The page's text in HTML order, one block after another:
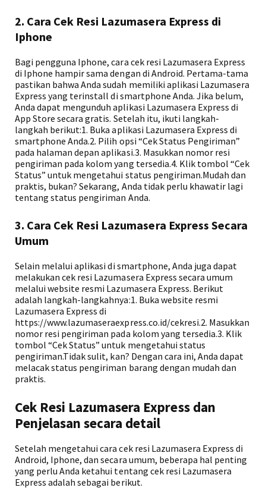
2. Cara Cek Resi Lazumasera Express di
Iphone
Bagi pengguna Iphone, cara cek resi Lazumasera Express
di Iphone hampir sama dengan di Android. Pertama-tama
pastikan bahwa Anda sudah memiliki aplikasi Lazumasera
Express yang terinstall di smartphone Anda. Jika belum,
Anda dapat mengunduh aplikasi Lazumasera Express di
App Store secara gratis. Setelah itu, ikuti langkah-
langkah berikut:1. Buka aplikasi Lazumasera Express di
smartphone Anda.2. Pilih opsi “Cek Status Pengiriman”
pada halaman depan aplikasi.3. Masukkan nomor resi
pengiriman pada kolom yang tersedia.4. Klik tombol “Cek
Status” untuk mengetahui status pengiriman.Mudah dan
praktis, bukan? Sekarang, Anda tidak perlu khawatir lagi
tentang status pengiriman Anda.
3. Cara Cek Resi Lazumasera Express Secara
Umum
Selain melalui aplikasi di smartphone, Anda juga dapat
melakukan cek resi Lazumasera Express secara umum
melalui website resmi Lazumasera Express. Berikut
adalah langkah-langkahnya:1. Buka website resmi
Lazumasera Express di
https://www.lazumaseraexpress.co.id/cekresi.2. Masukkan
nomor resi pengiriman pada kolom yang tersedia.3. Klik
tombol “Cek Status” untuk mengetahui status
pengiriman.Tidak sulit, kan? Dengan cara ini, Anda dapat
melacak status pengiriman barang dengan mudah dan
praktis.
Cek Resi Lazumasera Express dan
Penjelasan secara detail
Setelah mengetahui cara cek resi Lazumasera Express di
Android, Iphone, dan secara umum, beberapa hal penting
yang perlu Anda ketahui tentang cek resi Lazumasera
Express adalah sebagai berikut.